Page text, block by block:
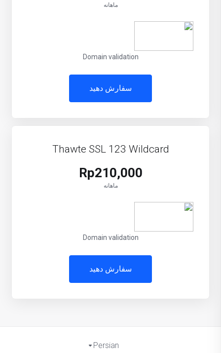
ماهانه
Domain validation
سفارش دهید
Thawte SSL 123 Wildcard
Rp210,000
ماهانه
Domain validation
سفارش دهید
Persian